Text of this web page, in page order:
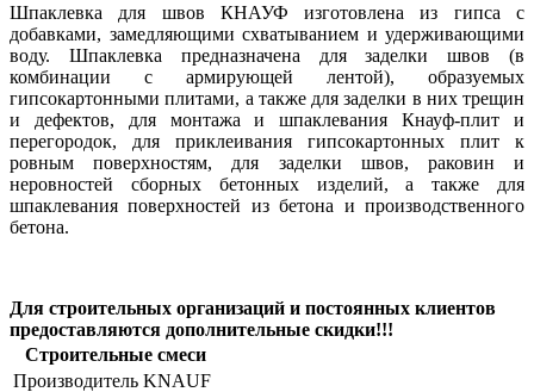
Шпаклевка для швов КНАУФ изготовлена из гипса с
добавками, замедляющими схватыванием и удерживающими
воду. Шпаклевка предназначена для заделки швов (в
комбинации с армирующей лентой), образуемых
гипсокартонными плитами, а также для заделки в них трещин
и дефектов, для монтажа и шпаклевания Кнауф-плит и
перегородок, для приклеивания гипсокартонных плит к
ровным поверхностям, для заделки швов, раковин и
неровностей сборных бетонных изделий, а также для
шпаклевания поверхностей из бетона и производственного
бетона.
Для строительных организаций и постоянных клиентов
предоставляются дополнительные скидки!!!
Строительные смеси
Производитель KNAUF